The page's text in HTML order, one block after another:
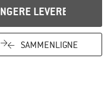
LEVERES
SAMMENLIGNE